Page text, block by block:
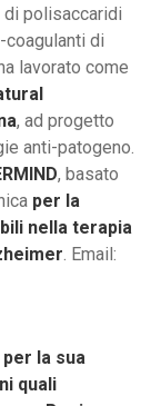
polisaccaridi
di
lavorato come
, ad progetto
anti-patogeno.
, basato
per la
nella terapia
. Email:
la sua
quali